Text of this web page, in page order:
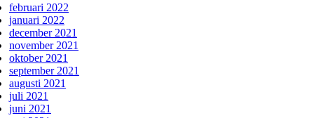
februari 2022
januari 2022
december 2021
november 2021
oktober 2021
september 2021
augusti 2021
juli 2021
juni 2021